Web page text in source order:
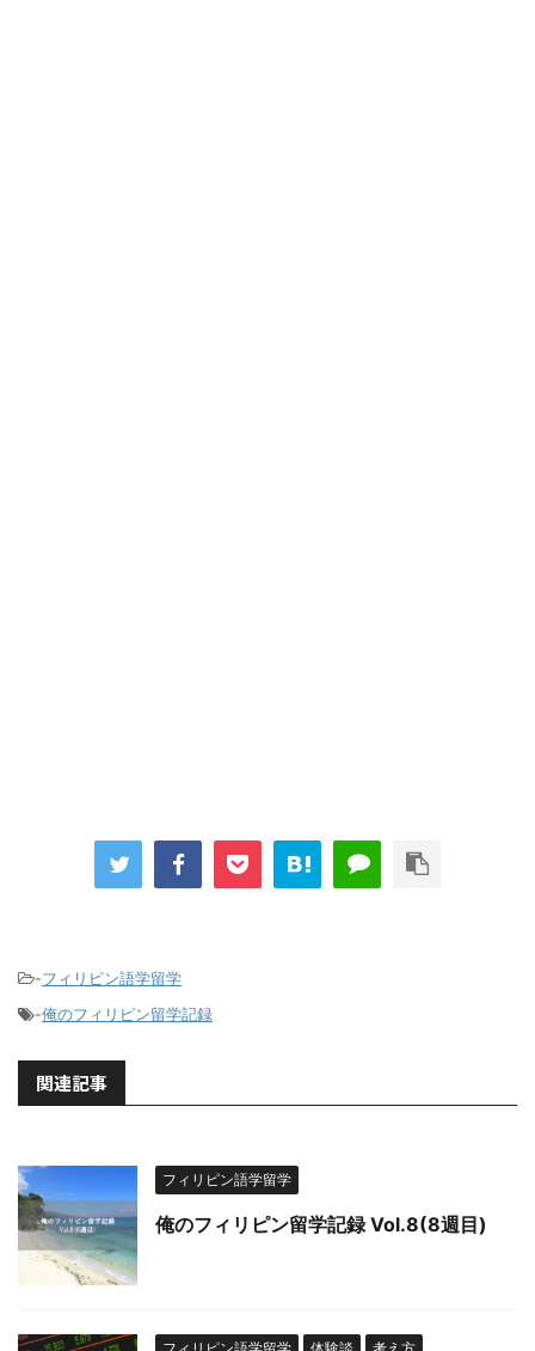
-フィリピン語学留学
-俺のフィリピン留学記録
関連記事
フィリピン語学留学
俺のフィリピン留学記録 Vol.8(8週目)